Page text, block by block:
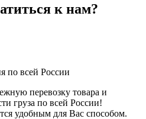
к нам?
по всей России
перевозку товара и
груза по всей России!
удобным для Вас способом.